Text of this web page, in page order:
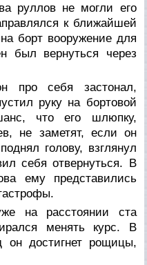
руллов не могли его
к ближайшей
борт вооружение для
был вернуться через
про себя застонал,
руку на бортовой
что его шлюпку,
не заметят, если он
голову, взглянул
себя отвернуться. В
ему представились
на расстоянии ста
менять курс. В
он достигнет рощицы,